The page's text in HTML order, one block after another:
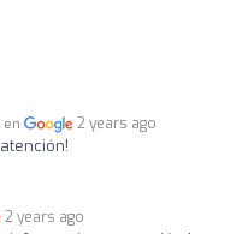
en 2 years ago
2 years ago